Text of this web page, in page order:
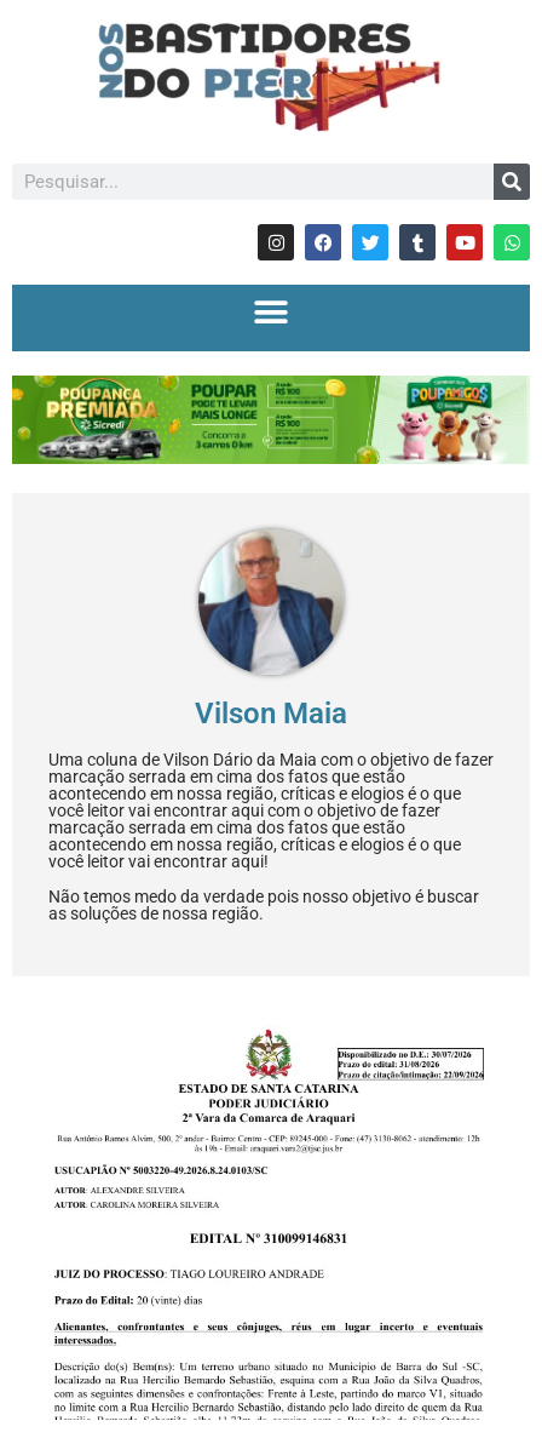
Vilson Maia
Uma coluna de Vilson Dário da Maia com o objetivo de fazer
marcação serrada em cima dos fatos que estão
acontecendo em nossa região, críticas e elogios é o que
você leitor vai encontrar aqui com o objetivo de fazer
marcação serrada em cima dos fatos que estão
acontecendo em nossa região, críticas e elogios é o que
você leitor vai encontrar aqui!
Não temos medo da verdade pois nosso objetivo é buscar
as soluções de nossa região.